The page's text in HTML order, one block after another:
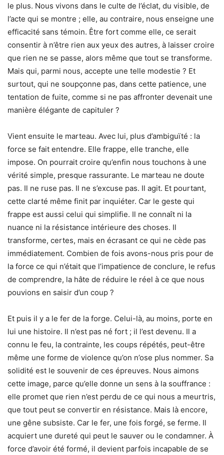
le plus. Nous vivons dans le culte de l’éclat, du visible, de
l’acte qui se montre ; elle, au contraire, nous enseigne une
efficacité sans témoin. Être fort comme elle, ce serait
consentir à n’être rien aux yeux des autres, à laisser croire
que rien ne se passe, alors même que tout se transforme.
Mais qui, parmi nous, accepte une telle modestie ? Et
surtout, qui ne soupçonne pas, dans cette patience, une
tentation de fuite, comme si ne pas affronter devenait une
manière élégante de capituler ?
Vient ensuite le marteau. Avec lui, plus d’ambiguïté : la
force se fait entendre. Elle frappe, elle tranche, elle
impose. On pourrait croire qu’enfin nous touchons à une
vérité simple, presque rassurante. Le marteau ne doute
pas. Il ne ruse pas. Il ne s’excuse pas. Il agit. Et pourtant,
cette clarté même finit par inquiéter. Car le geste qui
frappe est aussi celui qui simplifie. Il ne connaît ni la
nuance ni la résistance intérieure des choses. Il
transforme, certes, mais en écrasant ce qui ne cède pas
immédiatement. Combien de fois avons-nous pris pour de
la force ce qui n’était que l’impatience de conclure, le refus
de comprendre, la hâte de réduire le réel à ce que nous
pouvions en saisir d’un coup ?
Et puis il y a le fer de la forge. Celui-là, au moins, porte en
lui une histoire. Il n’est pas né fort ; il l’est devenu. Il a
connu le feu, la contrainte, les coups répétés, peut-être
même une forme de violence qu’on n’ose plus nommer. Sa
solidité est le souvenir de ces épreuves. Nous aimons
cette image, parce qu’elle donne un sens à la souffrance :
elle promet que rien n’est perdu de ce qui nous a meurtris,
que tout peut se convertir en résistance. Mais là encore,
une gêne subsiste. Car le fer, une fois forgé, se ferme. Il
acquiert une dureté qui peut le sauver ou le condamner. À
force d’avoir été formé, il devient parfois incapable de se